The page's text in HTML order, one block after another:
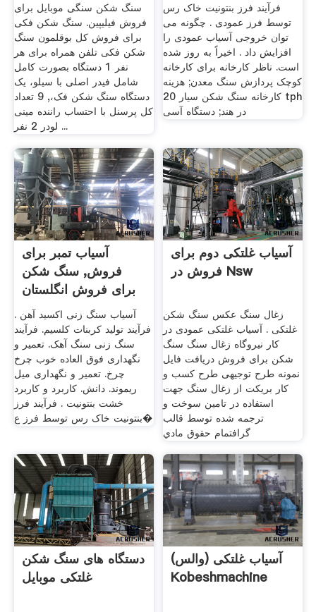
سنگ شکن سنگی موبایل برای
فروش فیلیپین. سنگ شکن فکی
برای فروش کل بوقلمون سنگ
شکن فکی تلفن همراه برای هر
نفر 1 دستگاه بصورت کامل
شامل فیدر اصلی با سیلو، یک
دستگاه سنگ شکن فک،, 9 تعداد
کل پرسنل با احتساب راننده مینی
لودر 2 نفر ...
فرآیند فرز بنتونیت خاک رس
توسط فرز عمودی . چگونه می
توان خروجی آسیاب عمودی را
افزایش داد . اخیراً به روز شده
است. ناظر کارخانه برای کارخانه
کوچک پردازش سنگ معدن; هزینه
کارخانه سنگ شکن سیار 20 tph
در هند; دستگاه آسی
آسیاب تمبر برای
فروش, سنگ شکن
برای فروش انگلستان
آسیاب سنگ زنی اکسید آهن .
فرآیند تولید کربنات کلسیم. فرآیند
سنگ زنی سنگ آهک. تعمیر و
نگهداری فوق العاده خوب چرخ
چرخ. تعمیر و نگهداری میل
ریموند. دانش. کاربرد و کاربرد
خشت بنتونیت . فرآیند فرز
بنتونیت خاک رس توسط فرز ع�
آسیاب غلتکی دوم برای
فروش در Nsw
زغال سنگ عکس سنگ شکن
غلتکی . آسیاب غلتکی عمودی در
کار نیروگاه زغال سنگ سنگ
شکن برای فروش دریافت فایل
نمونه طرح توجیهی طرح کسب و
کار بریکت از زغال سنگ جهت
استفاده در تامین سوخت و
ترجمه شده توسط قالب
گرافتمام حقوق مادي
دستگاه های سنگ شکن
غلتکی موبایل
آسیاب غلتکی (والس)
Kobeshmachine